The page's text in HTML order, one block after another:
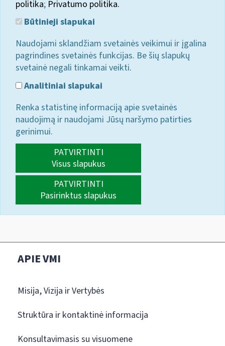
politika; Privatumo politika.
Būtinieji slapukai
Naudojami sklandžiam svetainės veikimui ir įgalina
pagrindines svetainės funkcijas. Be šių slapukų
svetainė negali tinkamai veikti.
Analitiniai slapukai
Renka statistinę informaciją apie svetainės
naudojimą ir naudojami Jūsų naršymo patirties
gerinimui.
PATVIRTINTI
Visus slapukus
PATVIRTINTI
Pasirinktus slapukus
APIE VMI
Misija, Vizija ir Vertybės
Struktūra ir kontaktinė informacija
Konsultavimasis su visuomene